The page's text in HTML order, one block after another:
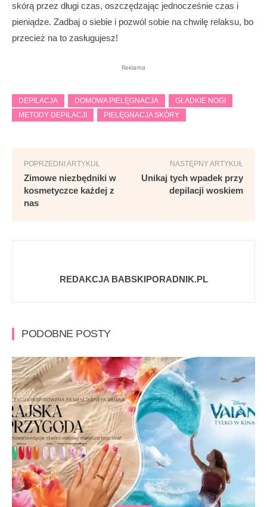
skórą przez długi czas, oszczędzając jednocześnie czas i
pieniądze. Zadbaj o siebie i pozwól sobie na chwilę relaksu, bo
przecież na to zasługujesz!
Reklama
DEPILACJA DOMOWA PIELĘGNACJA
GŁADKIE NOGI
METODY DEPILACJI
PIELĘGNACJA SKÓRY
POPRZEDNI ARTYKUŁ
Zimowe niezbędniki w
kosmetyczce każdej z
nas
NASTĘPNY ARTYKUŁ
Unikaj tych wpadek przy
depilacji woskiem
REDAKCJA BABSKIPORADNIK.PL
PODOBNE POSTY